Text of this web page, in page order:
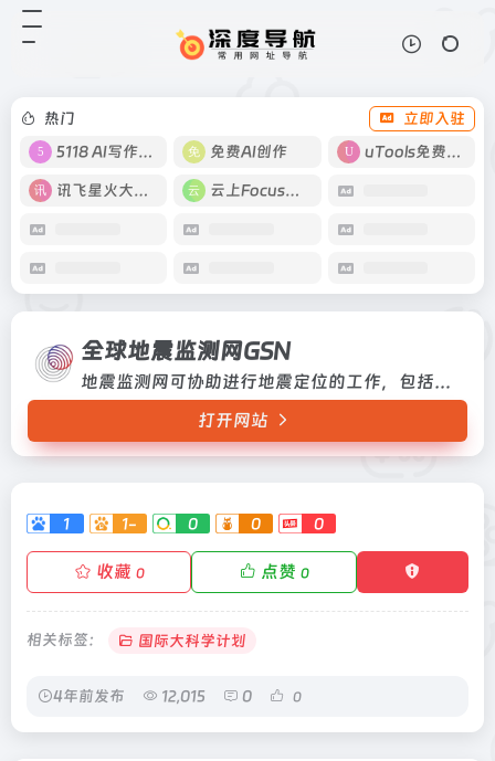
热门
立即入驻
5118 AI写作工具
免费AI创作 uTools免费工具箱
讯飞星火大模型 云上Focus接码
全球地震监测网GSN
地震监测网可协助进行地震定位的工作，包括地震震央位置与发震时间。藉由高精确度观测仪器，数位化传输与电脑运算系统，世界各国的地震监测网多已具备即时监测之能力，可自动化快速计算定位结果。地震监测网可协助进行地震定位的工作，包括地震震央位置与发震时间。藉由高精确度观测仪器，数位化传输与电脑运算系统，世界各国的地震监测网多已具备即时监测之能力，可...
打开网站
1 1- 0 0 0
收藏 0 点赞 0
相关标签： 国际大科学计划
4年前发布 12,015 0 0
全球地震监测网GSN
作，包括地震震央位置与发震时间。
藉由高精确度观测仪器，数位化传输
测网多已具备即时监测之能力，可
自...